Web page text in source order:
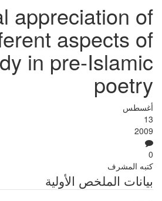
appreciation of
aspects of
in pre-Islamic
poetry
أغسطس
13
2009
0
كتبه المشرف
بيانات الملخص الأولية